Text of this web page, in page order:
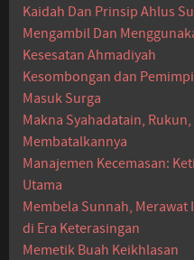
Kaidah Dan Prinsip Ahlus
Mengambil Dan
Kesesatan Ahmadiyah
Kesombongan dan
Masuk Surga
Makna Syahadatain,
Membatalkannya
Manajemen Kecemasan:
Utama
Membela Sunnah, Merawat
di Era Keterasingan
Memetik Buah Keikhlasan